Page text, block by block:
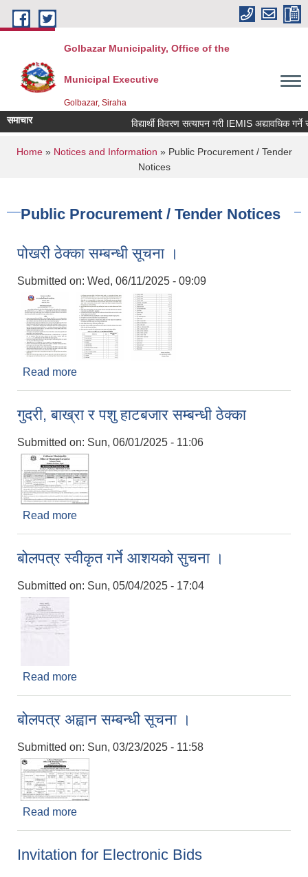
Skip to main content
Golbazar Municipality, Office of the
Municipal Executive
Golbazar, Siraha
समाचार विद्यार्थी विवरण सत्यापन गरी IEMIS अद्यावधिक गर्ने
You are here
Home» Notices and Information » Public Procurement / Tender
Notices
Public Procurement / Tender Notices
पोखरी ठेक्का सम्बन्धी सूचना ।
Submitted on: Wed, 06/11/2025 - 09:09
Read more
गुदरी, बाख्रा र पशु हाटबजार सम्बन्धी ठेक्का
Submitted on: Sun, 06/01/2025 - 11:06
Read more
बोलपत्र स्वीकृत गर्ने आशयको सुचना ।
Submitted on: Sun, 05/04/2025 - 17:04
Read more
बोलपत्र अह्वान सम्बन्धी सूचना ।
Submitted on: Sun, 03/23/2025 - 11:58
Read more
Invitation for Electronic Bids